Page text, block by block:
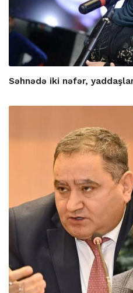
Səhnədə iki nəfər,